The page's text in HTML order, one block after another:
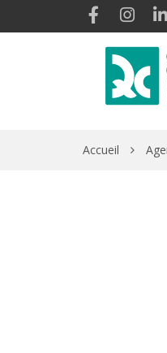
Gestion des traceurs Lien vers
Accueil